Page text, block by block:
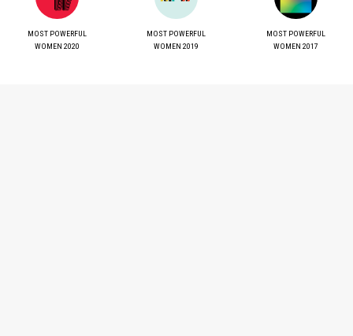
MOST POWERFUL
WOMEN 2020
MOST POWERFUL
WOMEN 2019
MOST POWERFUL
WOMEN 2017